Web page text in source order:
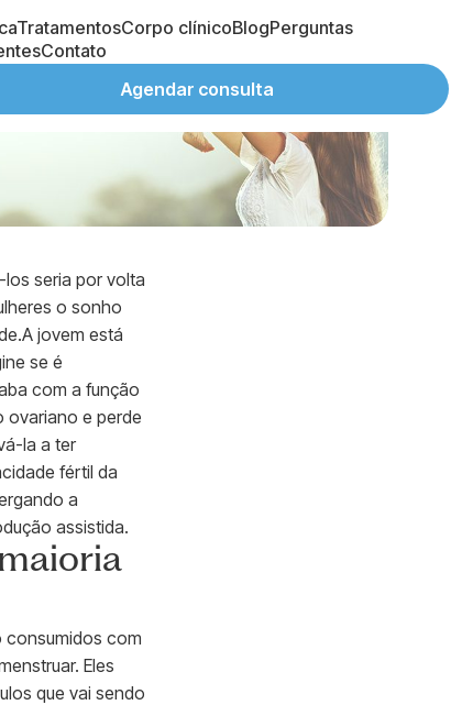
TratamentosCorpo clínicoBlogPerguntas
Contato
Agendar consulta
los seria por volta
o sonho
jovem está
se é
com a função
ovariano e perde
la a ter
fértil da
a
assistida.
consumidos com
Eles
que vai sendo